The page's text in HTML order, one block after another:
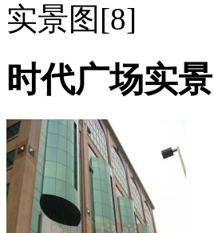
实景图[8]
时代广场实